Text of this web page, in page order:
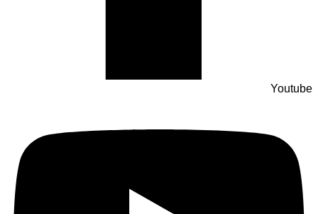
Youtube